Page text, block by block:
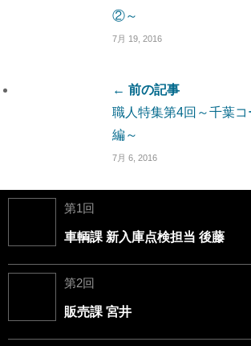
②～
7月 19, 2016
← 前の記事
職人特集第4回～千葉
編～
7月 6, 2016
第1回
車輌課 新入庫点検担当 後藤
第2回
販売課 宮井